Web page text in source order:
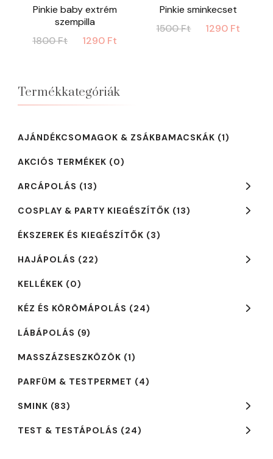
Pinkie baby extrém
szempilla
1800Ft
Original
1290 Ft
Pinkie sminkecset
1500Ft
Original
1290 Ft
Termékkategóriák
AJÁNDÉKCSOMAGOK & ZSÁKBAMACSKÁK (1)
AKCIÓS TERMÉKEK (0)
ARCÁPOLÁS (13)
COSPLAY & PARTY KIEGÉSZÍTŐK (13)
ÉKSZEREK ÉS KIEGÉSZÍTŐK (3)
HAJÁPOLÁS (22)
KELLÉKEK (0)
KÉZ ÉS KÖRÖMÁPOLÁS (24)
LÁBÁPOLÁS (9)
MASSZÁZSESZKÖZÖK (1)
PARFÜM & TESTPERMET (4)
SMINK (83)
TEST & TESTÁPOLÁS (24)